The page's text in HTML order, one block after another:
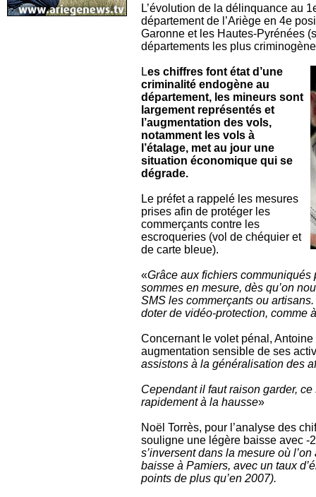
L’évolution de la délinquance au
département de l’Ariège en 4e
Garonne et les Hautes-Pyrénées
départements les plus
Les chiffres font état d’une
criminalité endogène au
département, les mineurs sont
largement représentés et
l’augmentation des vols,
notamment les vols à
l’étalage, met au jour une
situation économique qui se
dégrade.
Le préfet a rappelé les mesures
prises afin de protéger les
commerçants contre les
escroqueries (vol de chéquier et
de carte bleue).
«Grâce aux fichiers
sommes en mesure, dès qu’on
SMS les commerçants ou
doter de vidéo-protection, comme
Concernant le volet pénal,
augmentation sensible de ses
assistons à la généralisation des
Cependant il faut raison garder,
rapidement à la hausse»
Noël Torrès, pour l’analyse des
souligne une légère baisse avec -
s’inversent dans la mesure où
baisse à Pamiers, avec un taux
points de plus qu’en 2007).